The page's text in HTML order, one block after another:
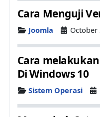
Cara Menguji
DetailsJoomla October
Cara
Di Windows 10
Details
Sistem Operasi